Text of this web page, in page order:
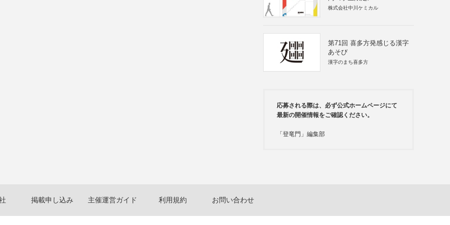
株式会社中川ケミカル
第71回 喜多方発感じる漢字
あそび
漢字のまち喜多方
応募される際は、必ず公式ホームページにて
最新の開催情報をご確認ください。
「登竜門」編集部
掲載申し込み 主催運営ガイド 利用規約 お問い合わせ